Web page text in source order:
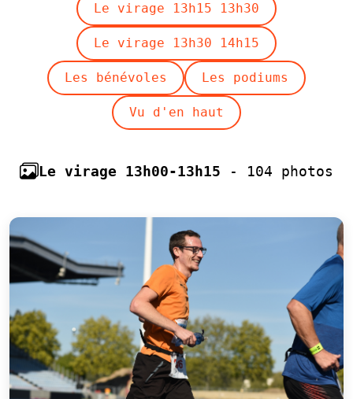
Le virage 13h15 13h30
Le virage 13h30 14h15
Les bénévoles Les podiums
Vu d'en haut
Le virage 13h00-13h15 - 104 photos